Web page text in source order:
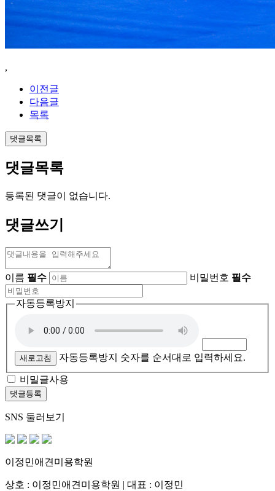
,
이전글
다음글
목록
댓글목록
댓글목록
등록된 댓글이 없습니다.
댓글쓰기
이름 필수 비밀번호 필수
자동등록방지
새로고침 자동등록방지 숫자를 순서대로 입력하세요.
비밀글사용
SNS 둘러보기
이정민애견미용학원
상호 : 이정민애견미용학원 | 대표 : 이정민